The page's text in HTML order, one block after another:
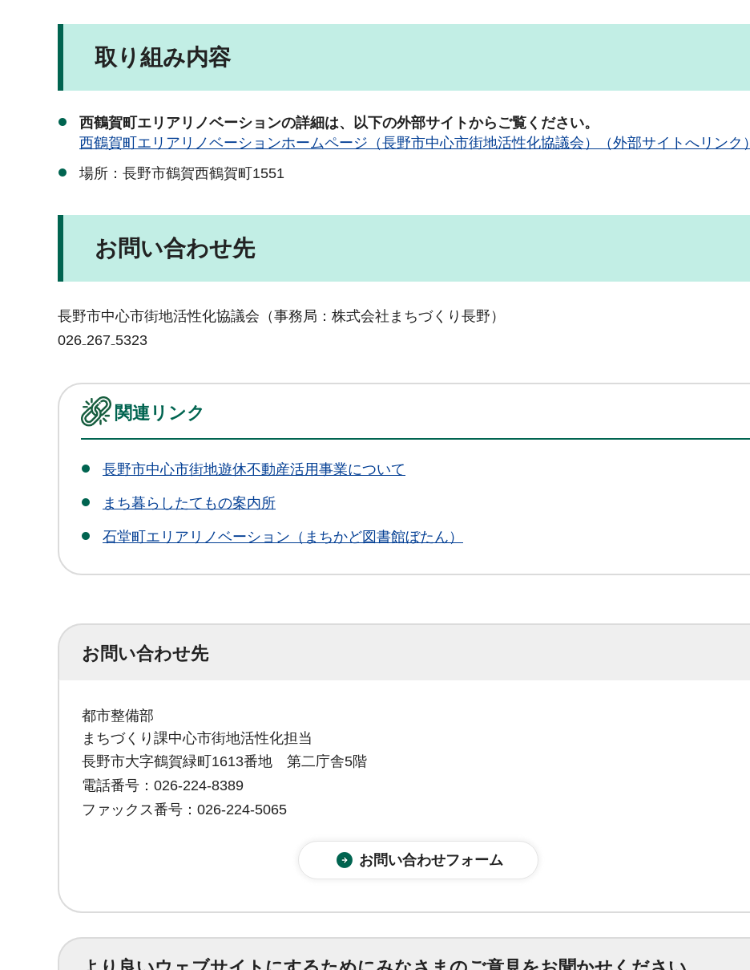
取り組み内容
西鶴賀町エリアリノベーションの詳細は、以下の外部サイトからご覧ください。
西鶴賀町エリアリノベーションホームページ（長野市中心市街地活性化協議会）（外部サイトへリンク）
場所：長野市鶴賀西鶴賀町1551
お問い合わせ先
長野市中心市街地活性化協議会（事務局：株式会社まちづくり長野）
026₋267₋5323
関連リンク
長野市中心市街地遊休不動産活用事業について
まち暮らしたてもの案内所
石堂町エリアリノベーション（まちかど図書館ぼたん）
お問い合わせ先
都市整備部
まちづくり課中心市街地活性化担当
長野市大字鶴賀緑町1613番地 第二庁舎5階
電話番号：026-224-8389
ファックス番号：026-224-5065